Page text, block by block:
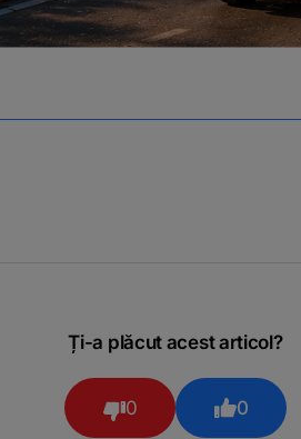
Ți-a plăcut acest articol?
0 0